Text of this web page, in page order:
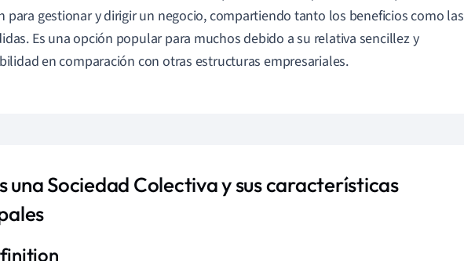
para gestionar y dirigir un negocio, compartiendo tanto los beneficios como las
Es una opción popular para muchos debido a su relativa sencillez y
en comparación con otras estructuras empresariales.
una Sociedad Colectiva y sus características